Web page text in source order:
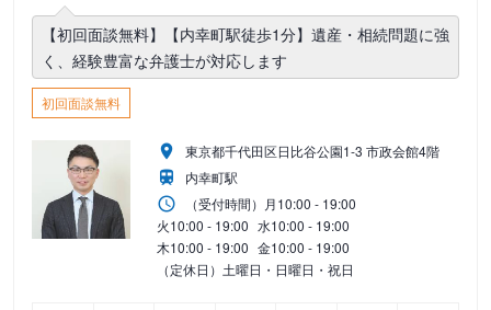
【初回面談無料】【内幸町駅徒歩1分】遺産・相続問題に強
く、経験豊富な弁護士が対応します
初回面談無料
東京都千代田区日比谷公園1-3 市政会館4階
内幸町駅
（受付時間） 月10:00 - 19:00
火10:00 - 19:00 水10:00 - 19:00
木10:00 - 19:00 金10:00 - 19:00
（定休日）土曜日・日曜日・祝日